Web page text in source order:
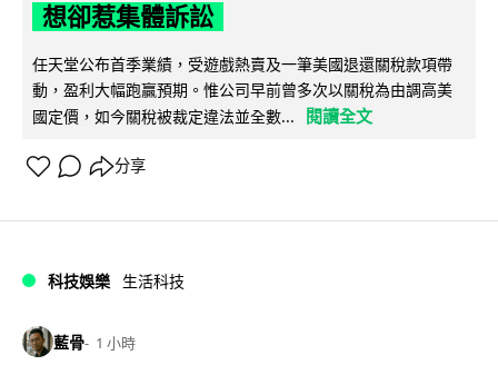
想卻惹集體訴訟
任天堂公布首季業績，受遊戲熱賣及一筆美國退還關稅款項帶
動，盈利大幅跑贏預期。惟公司早前曾多次以關稅為由調高美
國定價，如今關稅被裁定違法並全數...
閱讀全文
分享
科技娛樂 生活科技
藍骨 1 小時